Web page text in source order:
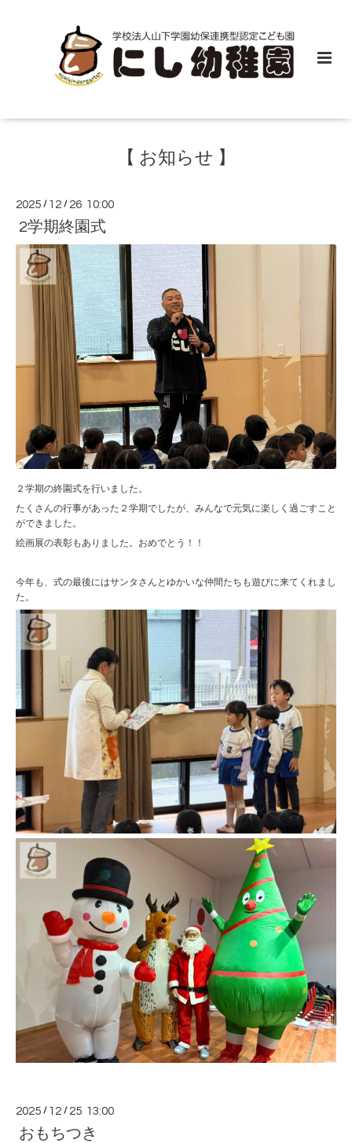
【 お知らせ 】
2025 / 12 / 26 10:00
2学期終園式
２学期の終園式を行いました。
たくさんの行事があった２学期でしたが、みんなで元気に楽しく過ごすこと
ができました。
絵画展の表彰もありました。おめでとう！！
今年も、式の最後にはサンタさんとゆかいな仲間たちも遊びに来てくれまし
た。
2025 / 12 / 25 13:00
おもちつき